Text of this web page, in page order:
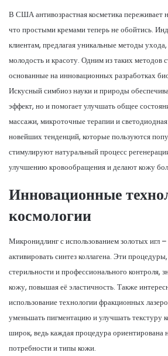
В США антивозрастная косметика переживает
что простыми кремами теперь не обойтись.
клиентам, предлагая уникальные методы
молодость и красоту. Одним из таких методов
основанные на инновационных разработках
Искусный симбиоз науки и природы
эффект, но и помогает улучшать общее
массажи, микроточные терапии и
новейших тенденций, которые пользуются
стимулируют натуральный процесс
улучшению кровообращения и делают кожу
Инновационные
космологии
Микронидлинг с использованием золотых игл
активировать синтез коллагена. Эти
стерильности и профессионального контроля,
кожу, повышая её эластичность. Также
использование технологии фракционных
уменьшать пигментацию и улучшать текстуру
широк, ведь каждая процедура ориентирована
потребности и типы кожи.